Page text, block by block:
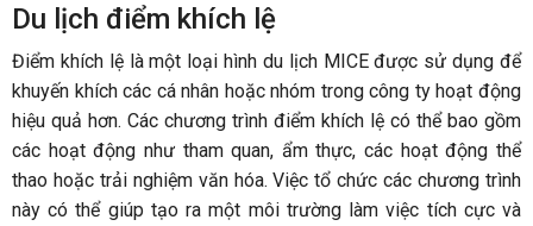
Du lịch điểm khích lệ
Điểm khích lệ là một loại hình du lịch MICE được sử dụng để
khuyến khích các cá nhân hoặc nhóm trong công ty hoạt động
hiệu quả hơn. Các chương trình điểm khích lệ có thể bao gồm
các hoạt động như tham quan, ẩm thực, các hoạt động thể
thao hoặc trải nghiệm văn hóa. Việc tổ chức các chương trình
này có thể giúp tạo ra một môi trường làm việc tích cực và